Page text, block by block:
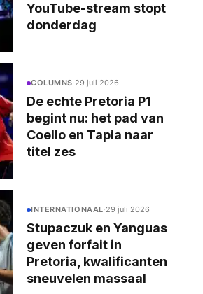
YouTube-stream stopt
donderdag
COLUMNS·29 juli 2026
De echte Pretoria P1
begint nu: het pad van
Coello en Tapia naar
titel zes
INTERNATIONAAL·29 juli 2026
Stupaczuk en Yanguas
geven forfait in
Pretoria, kwalificanten
sneuvelen massaal